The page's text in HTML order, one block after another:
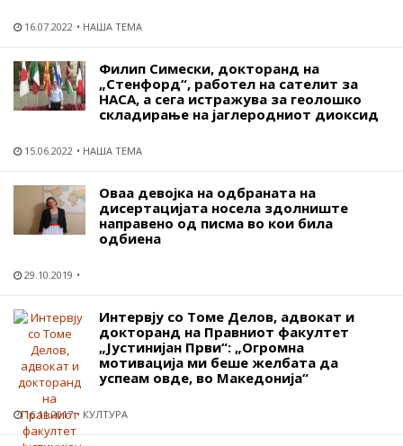
16.07.2022 НАША ТЕМА
Филип Симески, докторанд на
„Стенфорд“, работел на сателит за
НАСА, а сега истражува за геолошко
складирање на јаглеродниот диоксид
15.06.2022 НАША ТЕМА
Оваа девојка на одбраната на
дисертацијата носела здолниште
направено од писма во кои била
одбиена
29.10.2019
Интервју со Томе Делов, адвокат и
докторанд на Правниот факултет
„Јустинијан Први“: „Огромна
мотивација ми беше желбата да
успеам овде, во Македонија“
16.11.2017 КУЛТУРА